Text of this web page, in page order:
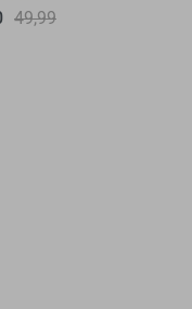
49,99